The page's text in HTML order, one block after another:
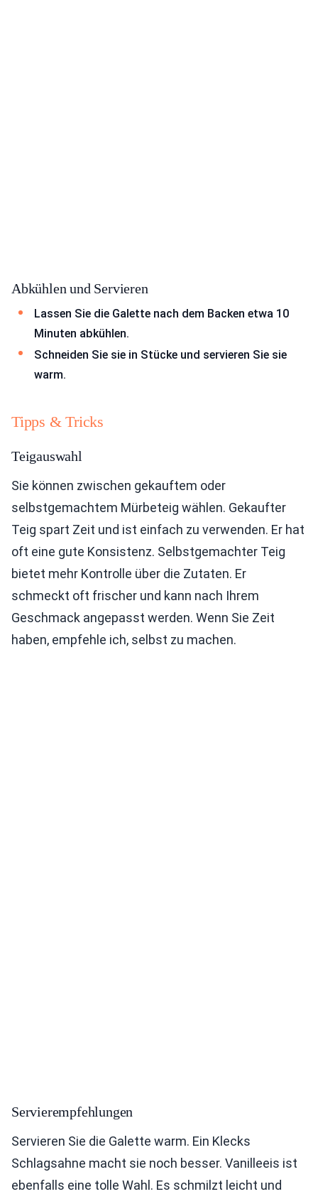
Abkühlen und Servieren
Lassen Sie die Galette nach dem Backen etwa 10
Minuten abkühlen.
Schneiden Sie sie in Stücke und servieren Sie sie
warm.
Tipps & Tricks
Teigauswahl
Sie können zwischen gekauftem oder
selbstgemachtem Mürbeteig wählen. Gekaufter
Teig spart Zeit und ist einfach zu verwenden. Er hat
oft eine gute Konsistenz. Selbstgemachter Teig
bietet mehr Kontrolle über die Zutaten. Er
schmeckt oft frischer und kann nach Ihrem
Geschmack angepasst werden. Wenn Sie Zeit
haben, empfehle ich, selbst zu machen.
Servierempfehlungen
Servieren Sie die Galette warm. Ein Klecks
Schlagsahne macht sie noch besser. Vanilleeis ist
ebenfalls eine tolle Wahl. Es schmilzt leicht und